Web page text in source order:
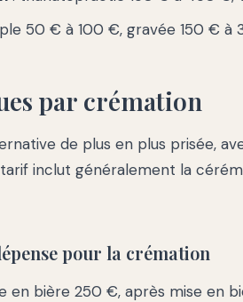
50 € à 100 €, gravée 150 € à
par crémation
de plus en plus prisée,
inclut généralement la
pour la crémation
en bière 250 €, après mise en